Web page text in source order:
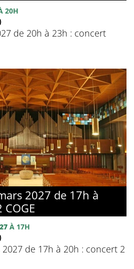
20H
de 20h à 23h : concert
2027 de 17h à
À 17H
de 17h à 20h : concert 2